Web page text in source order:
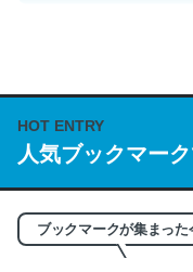
説してる記事が少な
https://
/064121
─GPTの仕組みと限界に
HOT ENTRY
人気ブックマー
ブックマークが集まった